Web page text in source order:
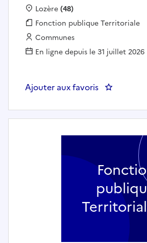
Localisation :
Lozère(48)
Fonction publique :
Fonction publique Territoriale
Employeur :
Communes
En ligne depuis le 31 juillet 2026
Ajouter aux favoris :